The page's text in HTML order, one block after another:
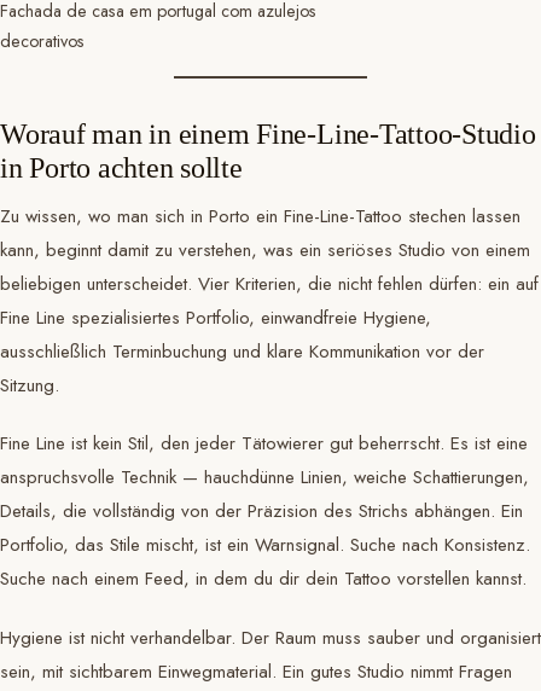
Fachada de casa em portugal com azulejos
decorativos
Worauf man in einem Fine-Line-Tattoo-Studio
in Porto achten sollte
Zu wissen, wo man sich in Porto ein Fine-Line-Tattoo stechen lassen
kann, beginnt damit zu verstehen, was ein seriöses Studio von einem
beliebigen unterscheidet. Vier Kriterien, die nicht fehlen dürfen: ein auf
Fine Line spezialisiertes Portfolio, einwandfreie Hygiene,
ausschließlich Terminbuchung und klare Kommunikation vor der
Sitzung.
Fine Line ist kein Stil, den jeder Tätowierer gut beherrscht. Es ist eine
anspruchsvolle Technik — hauchdünne Linien, weiche Schattierungen,
Details, die vollständig von der Präzision des Strichs abhängen. Ein
Portfolio, das Stile mischt, ist ein Warnsignal. Suche nach Konsistenz.
Suche nach einem Feed, in dem du dir dein Tattoo vorstellen kannst.
Hygiene ist nicht verhandelbar. Der Raum muss sauber und organisiert
sein, mit sichtbarem Einwegmaterial. Ein gutes Studio nimmt Fragen